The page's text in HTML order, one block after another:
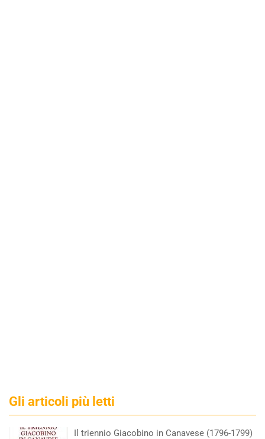
Gli articoli più letti
Il triennio Giacobino in Canavese (1796-1799)